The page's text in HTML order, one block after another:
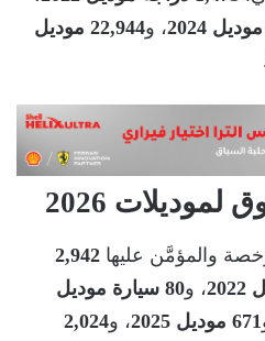
، و
22,944 موديل
2026
والمؤمَّن عليها 2,942
، و
80 سيارة موديل
671 موديل 2025 ، و2,024